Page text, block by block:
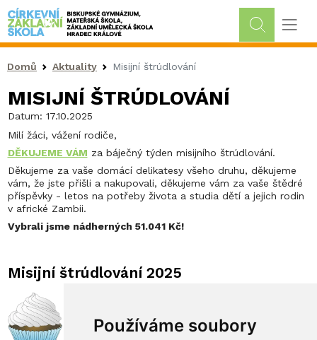
Používáme soubory
Drobečková navigace
Domů Aktuality Misijní štrúdlování
MISIJNÍ ŠTRÚDLOVÁNÍ
Datum: 17.10.2025
Milí žáci, vážení rodiče,
DĚKUJEME VÁM za báječný týden misijního štrúdlování.
Děkujeme za vaše domácí delikatesy všeho druhu, děkujeme
vám, že jste přišli a nakupovali, děkujeme vám za vaše štědré
příspěvky - letos na potřeby života a studia dětí a jejich rodin
v africké Zambii.
Vybrali jsme nádherných 51.041 Kč!
Misijní štrúdlování 2025